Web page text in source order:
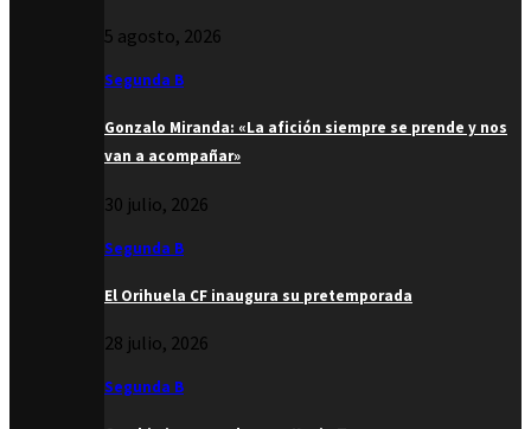
5 agosto, 2026
Segunda B
Gonzalo Miranda: «La afición siempre se prende y nos
van a acompañar»
30 julio, 2026
Segunda B
El Orihuela CF inaugura su pretemporada
28 julio, 2026
Segunda B